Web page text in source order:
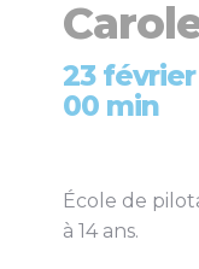
23
00 min
École de
à 14 ans.